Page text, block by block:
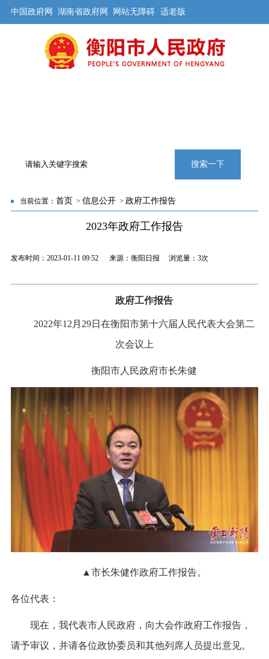
中国政府网 湖南省政府网 网站无障碍 适老版
搜索一下
当前位置： 首页 > 信息公开> 政府工作报告
2023年政府工作报告
发布时间：2023-01-11 09:52 来源：衡阳日报 浏览量： 3次
政府工作报告
2022年12月29日在衡阳市第十六届人民代表大会第二
次会议上
衡阳市人民政府市长朱健
▲市长朱健作政府工作报告。
各位代表：
现在，我代表市人民政府，向大会作政府工作报告，
请予审议，并请各位政协委员和其他列席人员提出意见。